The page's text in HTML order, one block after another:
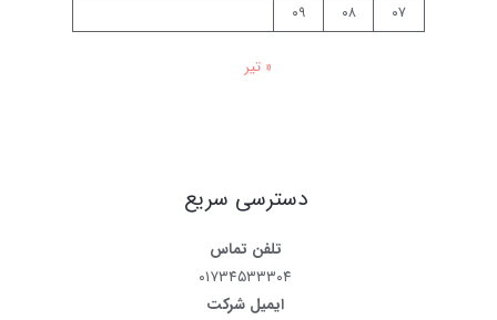
۰۷
۰۸ ۰۹
« تیر
دسترسی سریع
تلفن تماس
۰۱۷۳۴۵۳۳۳۰۴
ایمیل شرکت